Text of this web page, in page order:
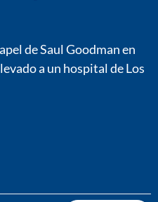
de Saul Goodman en
a un hospital de Los